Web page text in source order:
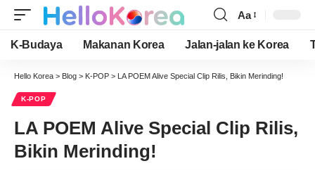
Font
Resizer
Aa
K-Budaya Makanan Korea Jalan-jalan ke Korea
Hello Korea > Blog > K-POP > LA POEM Alive Special Clip Rilis, Bikin Merinding!
K-POP
LA POEM Alive Special Clip Rilis,
Bikin Merinding!